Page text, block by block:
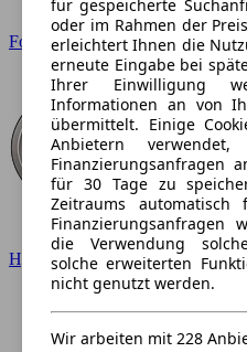
Ford
Hyundai
für gespeicherte
oder im Rahmen der
erleichtert Ihnen die
erneute Eingabe bei
Ihrer Einwilligung
Informationen an von
übermittelt. Einige
Anbietern
Finanzierungsanfragen
für 30 Tage zu
Zeitraums
Finanzierungsanfragen
die Verwendung
solche erweiterten
nicht genutzt werden.
Wir arbeiten mit 228